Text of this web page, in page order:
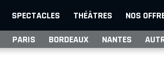
SPECTACLES THÉÂTRES NOS
PARIS BORDEAUX NANTES